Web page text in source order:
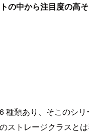
の中から注目度の高
類あり、そこのシ
トレージクラスと